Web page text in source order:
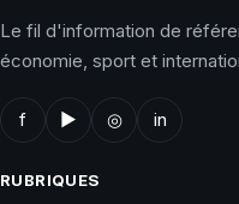
Le fil d'information de
économie, sport et
f ▶ ◎ in
RUBRIQUES